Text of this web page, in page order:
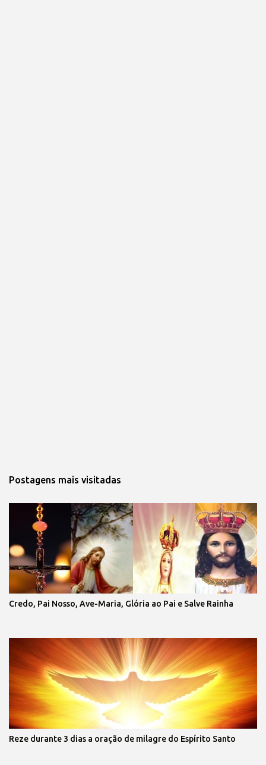
Postagens mais visitadas
Credo, Pai Nosso, Ave-Maria, Glória ao Pai e Salve Rainha
Reze durante 3 dias a oração de milagre do Espírito Santo